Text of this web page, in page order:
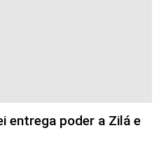
entrega poder a Zilá e